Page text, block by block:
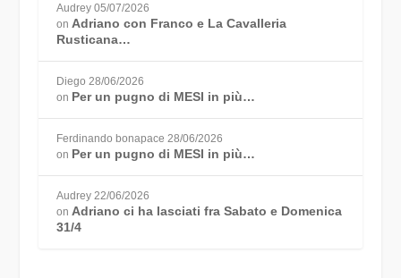
Audrey 05/07/2026
on Adriano con Franco e La Cavalleria
Rusticana…
Diego 28/06/2026
on Per un pugno di MESI in più…
Ferdinando bonapace 28/06/2026
on Per un pugno di MESI in più…
Audrey 22/06/2026
on Adriano ci ha lasciati fra Sabato e Domenica
31/4